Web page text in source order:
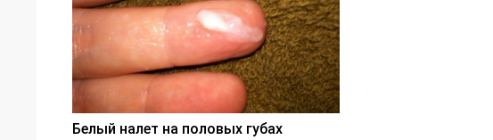
Белый налет на половых губах